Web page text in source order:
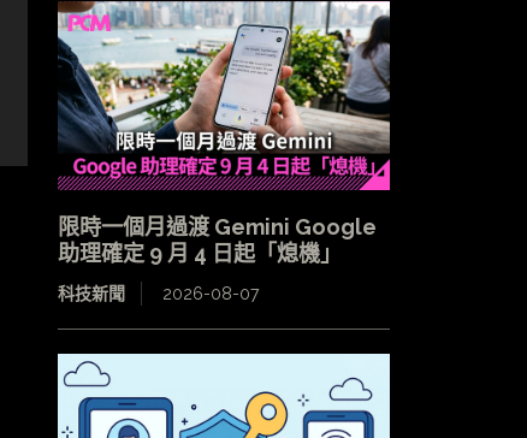
限時一個月過渡 Gemini Google
助理確定 9 月 4 日起「熄機」
科技新聞 2026-08-07